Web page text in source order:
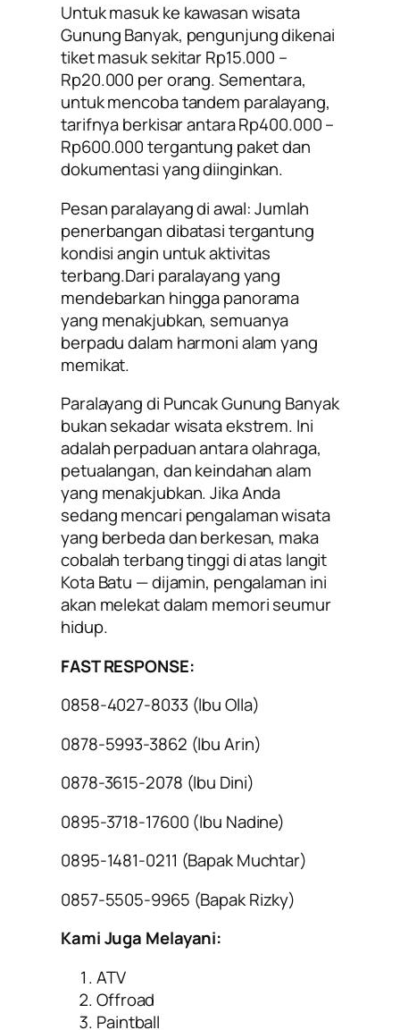
Untuk masuk ke kawasan wisata
Gunung Banyak, pengunjung dikenai
tiket masuk sekitar Rp15.000 –
Rp20.000 per orang. Sementara,
untuk mencoba tandem paralayang,
tarifnya berkisar antara Rp400.000 –
Rp600.000 tergantung paket dan
dokumentasi yang diinginkan.
Pesan paralayang di awal: Jumlah
penerbangan dibatasi tergantung
kondisi angin untuk aktivitas
terbang.Dari paralayang yang
mendebarkan hingga panorama
yang menakjubkan, semuanya
berpadu dalam harmoni alam yang
memikat.
Paralayang di Puncak Gunung Banyak
bukan sekadar wisata ekstrem. Ini
adalah perpaduan antara olahraga,
petualangan, dan keindahan alam
yang menakjubkan. Jika Anda
sedang mencari pengalaman wisata
yang berbeda dan berkesan, maka
cobalah terbang tinggi di atas langit
Kota Batu — dijamin, pengalaman ini
akan melekat dalam memori seumur
hidup.
FAST RESPONSE:
0858-4027-8033 (lbu Olla)
0878-5993-3862 (lbu Arin)
0878-3615-2078 (lbu Dini)
0895-3718-17600 (Ibu Nadine)
0895-1481-0211 (Bapak Muchtar)
0857-5505-9965 (Bapak Rizky)
Kami Juga Melayani:
ATV
Offroad
Paintball